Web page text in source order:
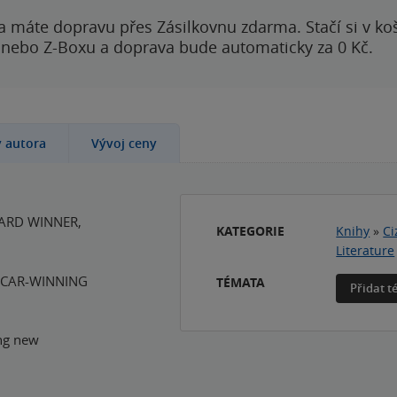
máte dopravu přes Zásilkovnu zdarma. Stačí si v
Z-Boxu a doprava bude automaticky za 0 Kč.
autora Vývoj ceny
WINNER,
WINNING
new
KATEGORIE Knihy »
Literature
TÉMATA
Přidat